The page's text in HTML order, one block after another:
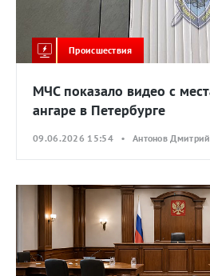
Происшествия
МЧС показало видео с
ангаре в Петербурге
09.06.2026 15:54 • Антонов Дмитрий